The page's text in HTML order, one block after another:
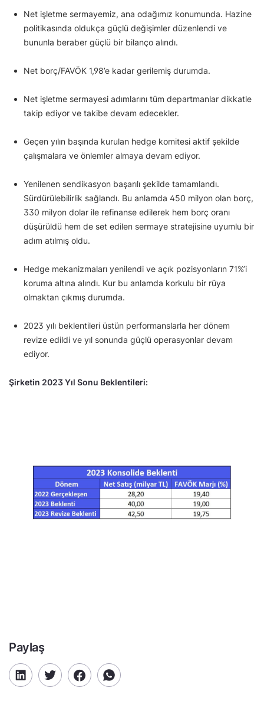
Net işletme sermayemiz, ana odağımız konumunda. Hazine
politikasında oldukça güçlü değişimler düzenlendi ve
bununla beraber güçlü bir bilanço alındı.
Net borç/FAVÖK 1,98’e kadar gerilemiş durumda.
Net işletme sermayesi adımlarını tüm departmanlar dikkatle
takip ediyor ve takibe devam edecekler.
Geçen yılın başında kurulan hedge komitesi aktif şekilde
çalışmalara ve önlemler almaya devam ediyor.
Yenilenen sendikasyon başarılı şekilde tamamlandı.
Sürdürülebilirlik sağlandı. Bu anlamda 450 milyon olan borç,
330 milyon dolar ile refinanse edilerek hem borç oranı
düşürüldü hem de set edilen sermaye stratejisine uyumlu bir
adım atılmış oldu.
Hedge mekanizmaları yenilendi ve açık pozisyonların 71%’i
koruma altına alındı. Kur bu anlamda korkulu bir rüya
olmaktan çıkmış durumda.
2023 yılı beklentileri üstün performanslarla her dönem
revize edildi ve yıl sonunda güçlü operasyonlar devam
ediyor.
Şirketin 2023 Yıl Sonu Beklentileri:
Paylaş